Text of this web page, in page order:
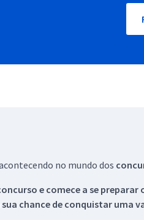
no mundo dos
e comece a se
chance de conquistar uma